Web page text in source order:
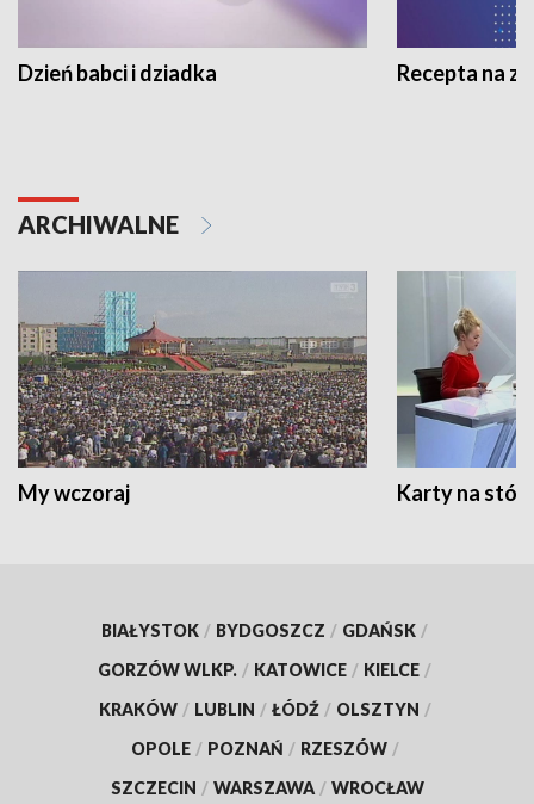
Dzień babci i dziadka Recepta na
ARCHIWALNE
My wczoraj Karty na
BIAŁYSTOK / BYDGOSZCZ / GDAŃSK /
GORZÓW WLKP. / KATOWICE / KIELCE /
KRAKÓW / LUBLIN / ŁÓDŹ / OLSZTYN /
OPOLE / POZNAŃ / RZESZÓW /
SZCZECIN / WARSZAWA / WROCŁAW